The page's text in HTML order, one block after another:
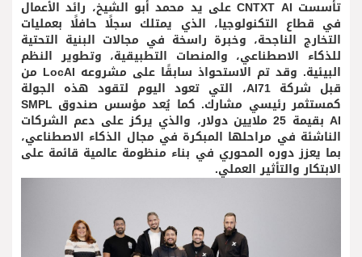
تأسست CNTXT AI على يد محمد أبو الشيخ، رائد الأعمال
في قطاع التكنولوجيا، الذي يمتلك سجلًا حافلًا بعمليات
التخارج الناجحة، وخبرة راسخة في مجالات البنية التحتية
للذكاء الاصطناعي، والمنصات التطبيقية، وتطوير النظم
البيئية. وقد تم الاستحواذ سابقًا على مشروعه LocAI من
قبل شركة AI71، التي تعود اليوم لتقود هذه الجولة
كمستثمر رئيسي مشارك. كما يُعد مؤسس صندوق SMPL
AI بقيمة 25 ملايين دولار، والذي يركز على دعم الشركات
الناشئة في مراحلها المبكرة في مجال الذكاء الاصطناعي،
بما يعزز دوره المحوري في بناء منظومة عالمية قائمة على
الابتكار والتأثير العملي.